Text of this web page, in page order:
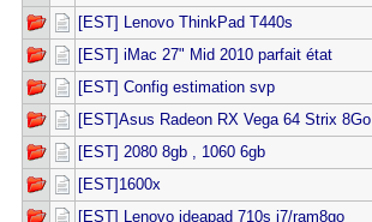
[EST] Lenovo ThinkPad T440s
[EST] iMac 27" Mid 2010 parfait état
[EST] Config estimation svp
[EST]Asus Radeon RX Vega 64 Strix 8Go
[EST] 2080 8gb , 1060 6gb
[EST]1600x
[EST] Lenovo ideapad 710s i7/ram8go